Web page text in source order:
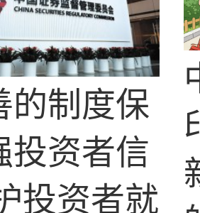
的制度保
投资者信
投资者就